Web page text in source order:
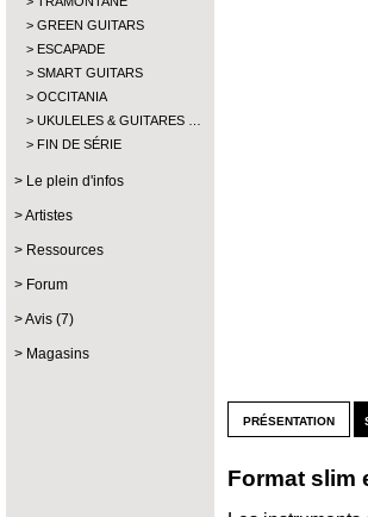
GREEN GUITARS
ESCAPADE
SMART GUITARS
OCCITANIA
UKULELES & GUITARES …
FIN DE SÉRIE
Le plein d'infos
Artistes
Ressources
Forum
Avis (7)
Magasins
présentation
Format slim